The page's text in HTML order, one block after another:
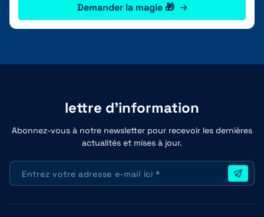
Demander la magie 🎁
lettre d'information
Abonnez-vous à notre newsletter pour recevoir les dernières
actualités et mises à jour.